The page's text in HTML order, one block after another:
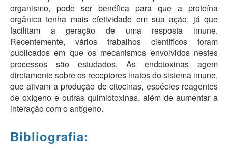
organismo, pode ser benéfica para que a proteína
orgânica tenha mais efetividade em sua ação, já que
facilitam a geração de uma resposta imune.
Recentemente, vários trabalhos científicos foram
publicados em que os mecanismos envolvidos nestes
processos são estudados. As endotoxinas agem
diretamente sobre os receptores inatos do sistema imune,
que ativam a produção de citocinas, espécies reagentes
de oxígeno e outras quimiotoxinas, além de aumentar a
interação com o antígeno.
Bibliografia: